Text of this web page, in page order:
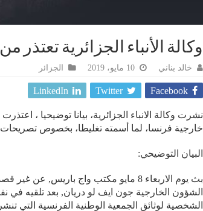
وكالة الأنباء الجزائرية تعتذر
خالد بناني 10 مايو، 2019 الجزائر
Facebook
Twitter
LinkedIn
نشرت وكالة الانباء الجزائرية، بيانا توضيحيا ،
خارجية فرنسا، لما أسمته تغليطا، بخصوص
البيان التوضيحي:
بث يوم الاربعاء 8 مايو مكتب واج باريس,
الشؤون الخارجية جون ايف لو دريان, بعد تلقيه في
الشخصية لوثائق الجمعية الوطنية الفرنسية التي